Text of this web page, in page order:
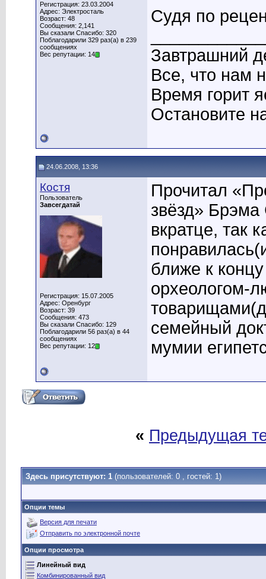
Регистрация: 23.03.2004
Адрес: Электросталь
Возраст: 48
Сообщения: 2,141
Вы сказали Спасибо: 320
Поблагодарили 329 раз(а) в 239
сообщениях
Вес репутации: 14
Судя по
Завтрашний
Все, что нам
Время горит
Остановите
24.06.2008, 13:36
Костя
Пользователь
Завсегдатай
Регистрация: 15.07.2005
Адрес: Оренбург
Возраст: 39
Сообщения: 473
Вы сказали Спасибо: 129
Поблагодарили 56 раз(а) в 44
сообщениях
Вес репутации: 12
Прочитал
звёзд» Брэма
вкратце, так
ближе к
орхеологом-
семейный
мумии
« Предыдущая
Здесь присутствуют: 1 (пользователей: 0 , гостей: 1)
Опции темы
Версия для печати
Отправить по электронной почте
Опции просмотра
Линейный вид
Комбинированный вид